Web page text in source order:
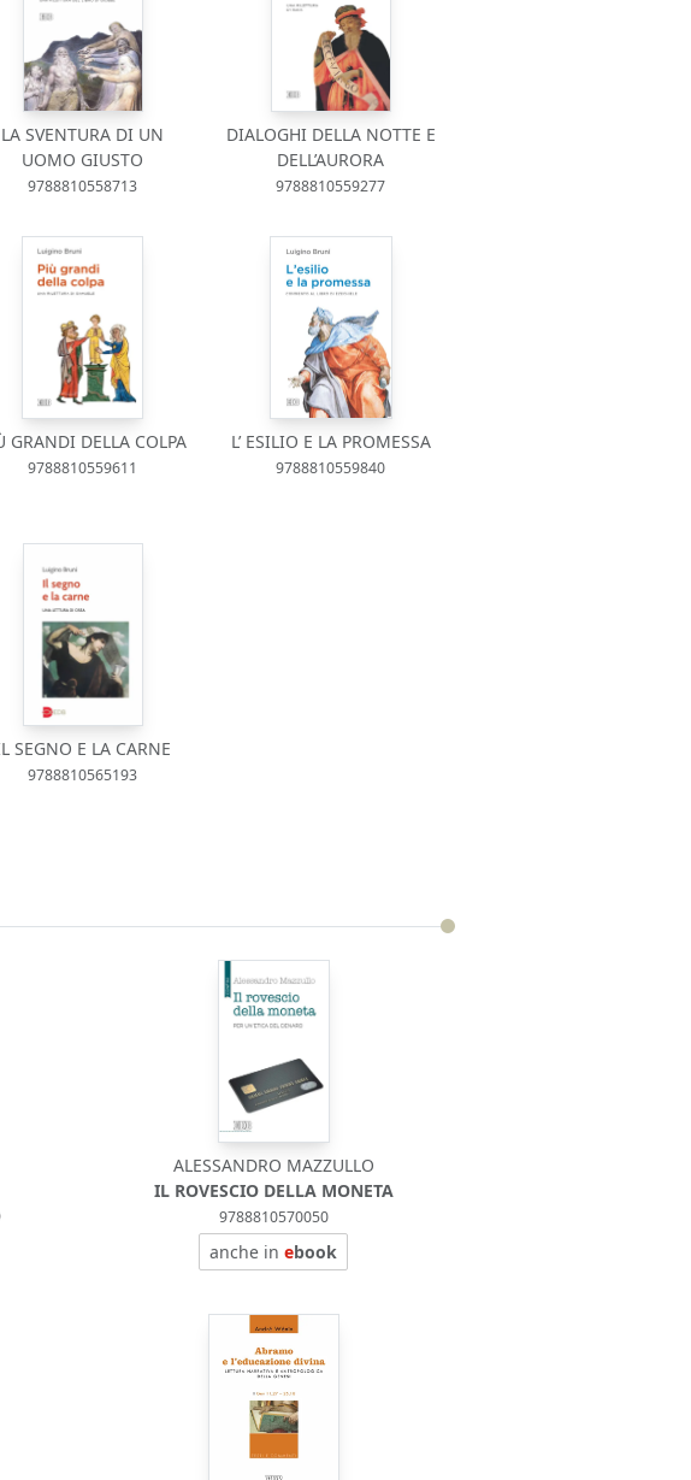
LA SVENTURA DI UN
UOMO GIUSTO
9788810558713
DIALOGHI DELLA NOTTE E
DELL’AURORA
9788810559277
GRANDI DELLA COLPA
9788810559611
L’ ESILIO E LA PROMESSA
9788810559840
SEGNO E LA CARNE
9788810565193
ALESSANDRO MAZZULLO
IL ROVESCIO DELLA MONETA
9788810570050
anche inebook